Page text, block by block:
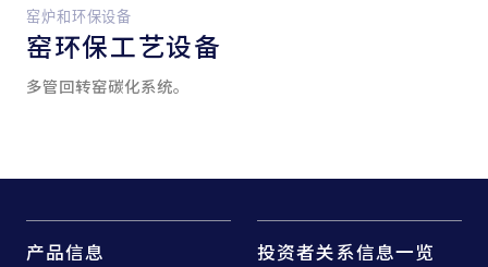
窑炉和环保设备
窑环保工艺设备
多管回转窑碳化系统。
产品信息 投资者关系信息一览